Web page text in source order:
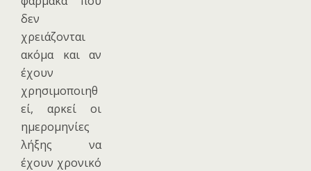
δεν
χρειάζονται
ακόμα και αν
έχουν
χρησιμοποιηθ
εί, αρκεί οι
ημερομηνίες
λήξης να
έχουν χρονικό